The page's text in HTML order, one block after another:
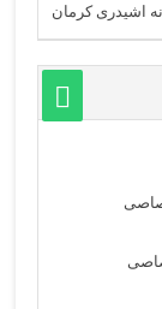
اشیدری کرمان